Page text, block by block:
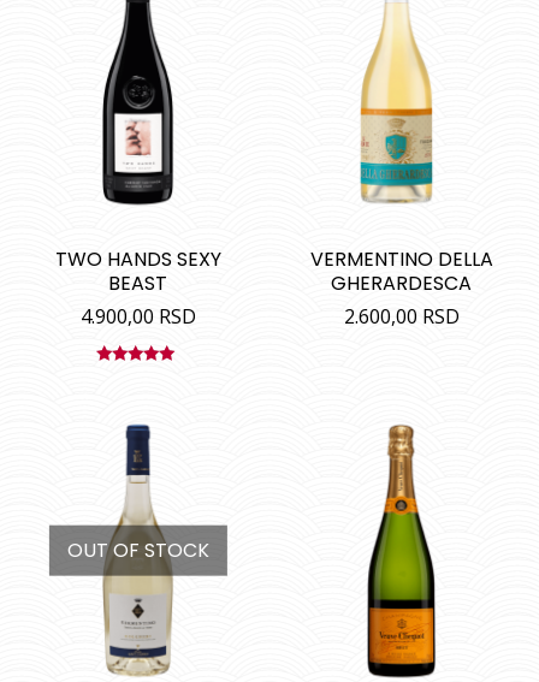
TWO HANDS SEXY
BEAST
4.900,00 RSD
VERMENTINO DELLA
GHERARDESCA
2.600,00 RSD
OUT OF STOCK